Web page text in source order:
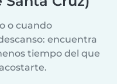
o cuando
encuentra
tiempo del que